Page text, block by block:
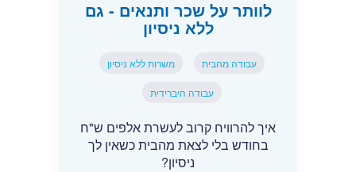
לוותר על שכר ותנאים - גם
ללא ניסיון
עבודה מהבית משרות ללא ניסיון
עבודה היברידית
איך להרוויח קרוב לעשרת אלפים ש"ח
בחודש בלי לצאת מהבית כשאין לך
ניסיון?